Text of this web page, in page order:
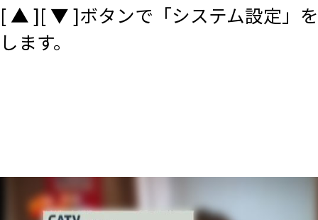
[ ▲ ][ ▼ ]ボタンで「システム設定」
します。